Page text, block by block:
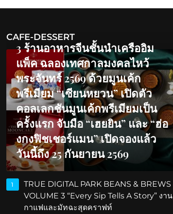
CAFE-DESSERT
3 ร้านอาหารจีนชั้นนำเครืออิม
แพ็ค ฉลองเทศกาลมงคลไหว้
พระจันทร์ 2569 ด้วยมูนเค้ก
พรีเมียม “เซียนหยวน” เปิดตัว
คอลเลกชันมูนเค้กพรีเมียมเป็น
ครั้งแรก จับมือ “เฮยยิน” และ “ฮ่อ
งกงฟิชเชอร์แมน” เปิดจองแล้ว
วันนี้ถึง 25 กันยายน 2569
1
TRUE DIGITAL PARK BEANS & BREWS
VOLUME 3 “Every Sip Tells A Story” งาน
กาแฟและมัทฉะสุดคราฟท์